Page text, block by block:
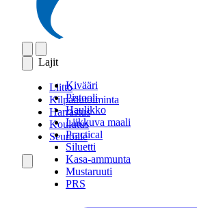
Lajit
Kivääri
Pistooli
Haulikko
Liikkuva maali
Practical
Siluetti
Kasa-ammunta
Mustaruuti
PRS
Liitto
Kilpailutoiminta
Harrastus
Koulutus
Seuroille